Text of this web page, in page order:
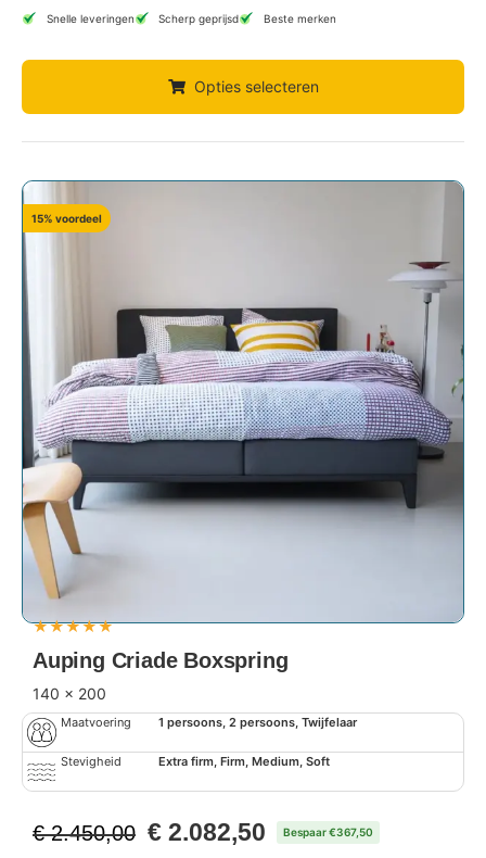
Snelle leveringen Scherp geprijsd Beste merken
Opties selecteren
15% voordeel
★★★★★
Auping Criade Boxspring
140 x 200
Maatvoering 1 persoons, 2 persoons, Twijfelaar
Stevigheid Extra firm, Firm, Medium, Soft
€2.450,00 € 2.082,50 Bespaar €367,50